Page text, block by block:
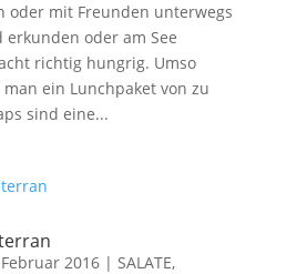
oder mit Freunden unterwegs
oder am See
richtig hungrig. Umso
ein Lunchpaket von zu
sind eine...
2016| SALATE,